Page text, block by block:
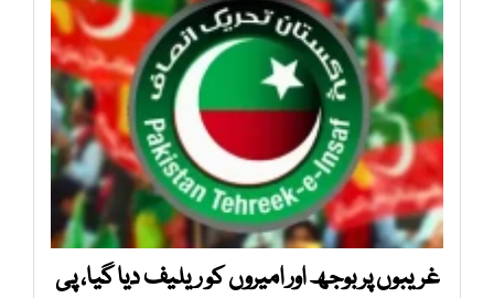
غریبوں پر بوجھ اور امیروں کو ریلیف دیا گیا، پی